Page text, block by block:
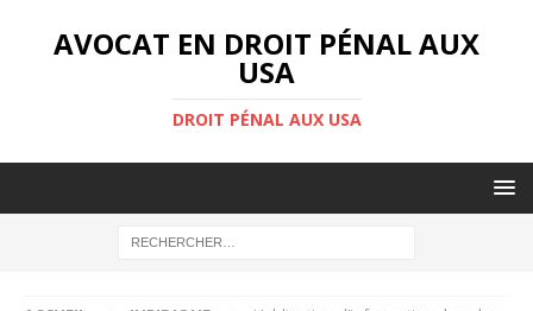
AVOCAT EN DROIT PÉNAL AUX
USA
DROIT PÉNAL AUX USA